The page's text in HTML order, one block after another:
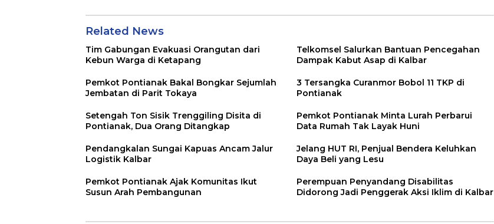
Related News
Tim Gabungan Evakuasi Orangutan dari
Kebun Warga di Ketapang
Telkomsel Salurkan Bantuan Pencegahan
Dampak Kabut Asap di Kalbar
Pemkot Pontianak Bakal Bongkar Sejumlah
Jembatan di Parit Tokaya
3 Tersangka Curanmor Bobol 11 TKP di
Pontianak
Setengah Ton Sisik Trenggiling Disita di
Pontianak, Dua Orang Ditangkap
Pemkot Pontianak Minta Lurah Perbarui
Data Rumah Tak Layak Huni
Pendangkalan Sungai Kapuas Ancam Jalur
Logistik Kalbar
Jelang HUT RI, Penjual Bendera Keluhkan
Daya Beli yang Lesu
Pemkot Pontianak Ajak Komunitas Ikut
Susun Arah Pembangunan
Perempuan Penyandang Disabilitas
Didorong Jadi Penggerak Aksi Iklim di Kalbar